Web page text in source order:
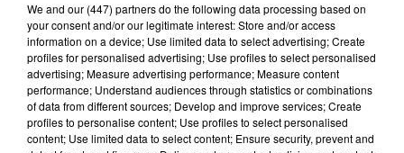
We and our (447) partnersdo the following data processing based on
your consent and/or our legitimate interest: Store and/or access
information on a device; Use limited data to select advertising; Create
profiles for personalised advertising; Use profiles to select personalised
advertising; Measure advertising performance; Measure content
performance; Understand audiences through statistics or combinations
of data from different sources; Develop and improve services; Create
profiles to personalise content; Use profiles to select personalised
content; Use limited data to select content; Ensure security, prevent and